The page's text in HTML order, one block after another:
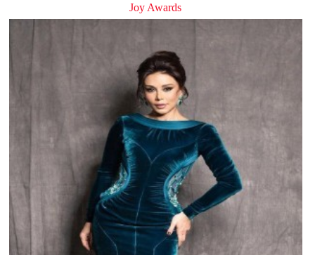
Joy Awards